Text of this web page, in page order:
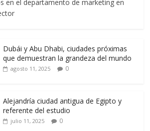
en el departamento de marketing en
Dubái y Abu Dhabi, ciudades próximas
que demuestran la grandeza del mundo
agosto 11, 2025 0
Alejandría ciudad antigua de Egipto y
referente del estudio
julio 11, 2025 0